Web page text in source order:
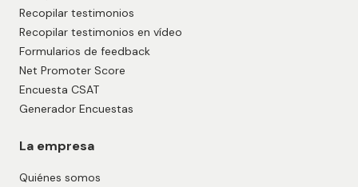
Recopilar testimonios
Recopilar testimonios en vídeo
Formularios de feedback
Net Promoter Score
Encuesta CSAT
Generador Encuestas
La empresa
Quiénes somos